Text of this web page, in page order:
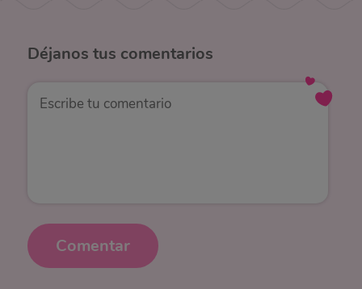
Déjanos tus comentarios
Comentar